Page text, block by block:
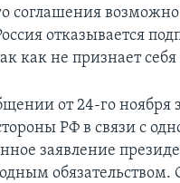
соглашения
отказывается
как не признает
от 24-го ноября
РФ в связи с
заявление
обязательством.